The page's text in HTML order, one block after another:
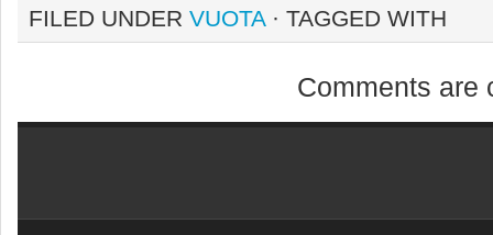
FILED UNDER VUOTA· TAGGED WITH
Comments are